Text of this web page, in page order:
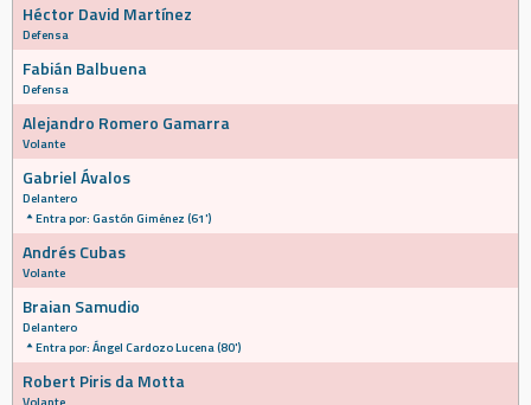
Héctor David Martínez
Defensa
Fabián Balbuena
Defensa
Alejandro Romero Gamarra
Volante
Gabriel Ávalos
Delantero
Entra por: Gastón Giménez (61')
Andrés Cubas
Volante
Braian Samudio
Delantero
Entra por: Ángel Cardozo Lucena (80')
Robert Piris da Motta